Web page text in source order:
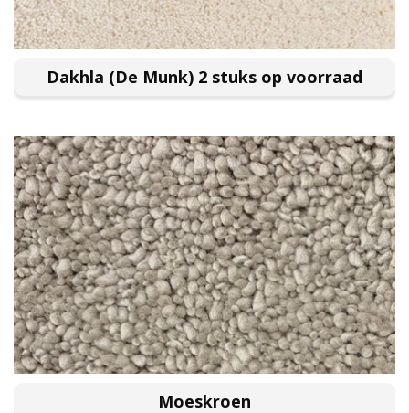
Dakhla (De Munk) 2 stuks op voorraad
Moeskroen